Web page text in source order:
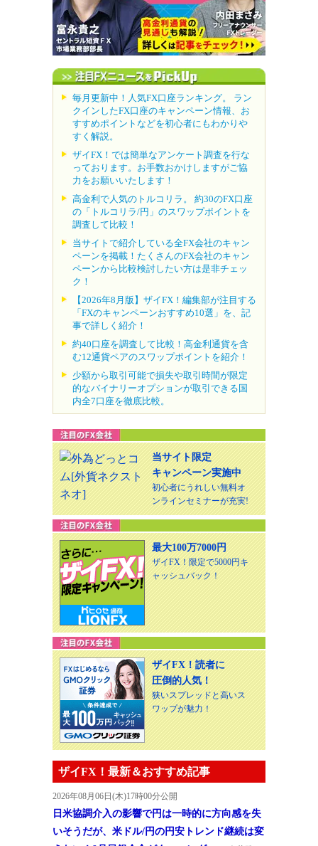
毎月更新中！人気FX口座ランキング。 ラン
クインしたFX口座のキャンペーン情報、お
すすめポイントなどを初心者にもわかりや
すく解説。
ザイFX！では簡単なアンケート調査を行な
っております。お手数おかけしますがご協
力をお願いいたします！
高金利で人気のトルコリラ。 約30のFX口座
の「トルコリラ/円」のスワップポイントを
調査して比較！
当サイトで紹介している全FX会社のキャン
ペーンを掲載！たくさんのFX会社のキャン
ペーンから比較検討したい方は是非チェッ
ク！
【2026年8月版】ザイFX！編集部が注目する
「FXのキャンペーンおすすめ10選」を、記
事で詳しく紹介！
約40口座を調査して比較！高金利通貨を含
む12通貨ペアのスワップポイントを紹介！
少額から取引可能で損失や取引時間が限定
的なバイナリーオプションが取引できる国
内全7口座を徹底比較。
当サイト限定
キャンペーン実施中
初心者にうれしい無料オ
ンラインセミナーが充実!
最大100万7000円
ザイFX！限定で5000円キ
ャッシュバック！
ザイFX！読者に
圧倒的人気！
狭いスプレッドと高いス
ワップが魅力！
ザイFX！最新＆おすすめ記事
2026年08月06日(木)17時00分公開
日米協調介入の影響で円は一時的に方向感を失
いそうだが、米ドル/円の円安トレンド継続は変